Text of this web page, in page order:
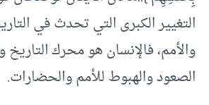
التغيير الكبرى التي تحدث في
والأمم، فالإنسان هو محرك
الصعود والهبوط للأمم والحضارات.